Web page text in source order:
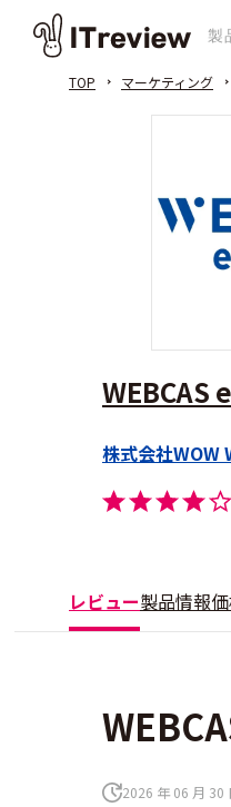
TOP マーケティング
WEBCAS
株式会社WOW
レビュー製品情報
2026 年 06 月 30